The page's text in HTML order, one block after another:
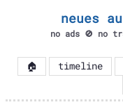
neues
no ads 🚫 no
🏠 timeline